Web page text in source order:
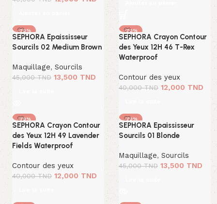
-70%
SOLD OUT
SEPHORA Epaississeur
Sourcils 02 Medium Brown
Maquillage, Sourcils
45,000TND 13,500 TND
-70%
SOLD OUT
SEPHORA Crayon Contour
des Yeux 12H 46 T-Rex
Waterproof
Contour des yeux
40,000TND 12,000 TND
-70%
SOLD OUT
SEPHORA Crayon Contour
des Yeux 12H 49 Lavender
Fields Waterproof
Contour des yeux
40,000TND 12,000 TND
-70%
SOLD OUT
SEPHORA Epaississeur
Sourcils 01 Blonde
Maquillage,Sourcils
45,000TND 13,500 TND